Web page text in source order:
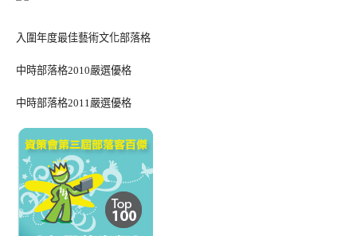
入圍年度最佳藝術文化部落格
中時部落格2010嚴選優格
中時部落格2011嚴選優格